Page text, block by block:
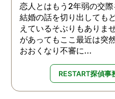
恋人とはもう2年弱の交際
結婚の話を切り出しても
えているそぶりもありま
があってもここ最近は突
おおくなり不審に...
RESTART探偵事